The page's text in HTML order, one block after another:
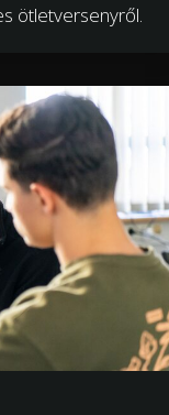
ötletversenyről.